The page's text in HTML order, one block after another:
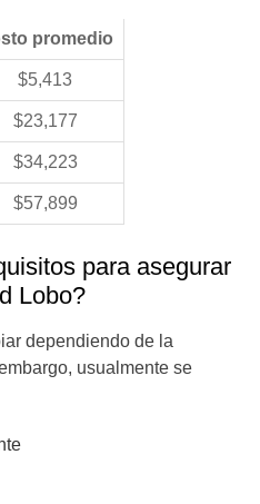
promedio
$5,413
$23,177
$34,223
$57,899
para asegurar
Lobo?
dependiendo de la
usualmente se